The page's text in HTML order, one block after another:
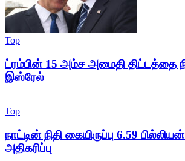
Top
ட்ரம்பின் 15 அம்ச அமைதி திட்டத்தை
இஸ்ரேல்
Top
நாட்டின் நிதி கையிருப்பு 6.59
அதிகரிப்பு